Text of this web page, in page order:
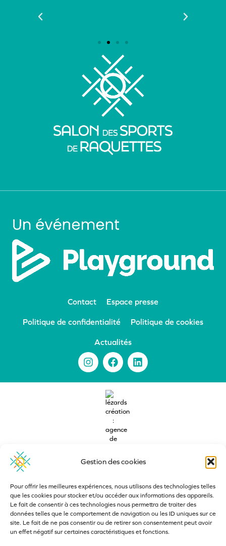
Gestion des cookies
Pour offrir les meilleures expériences, nous utilisons des technologies telles
que les cookies pour stocker et/ou accéder aux informations des appareils.
Le fait de consentir à ces technologies nous permettra de traiter des
données telles que le comportement de navigation ou les ID uniques sur ce
site. Le fait de ne pas consentir ou de retirer son consentement peut avoir
un effet négatif sur certaines caractéristiques et fonctions.
Contact Espace presse
Politique de confidentialité Politique de cookies
Actualités
Site réalisé par LézardsCréation